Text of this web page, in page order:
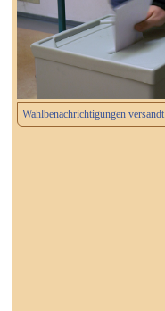
Wahlbenachrichtigungen versandt